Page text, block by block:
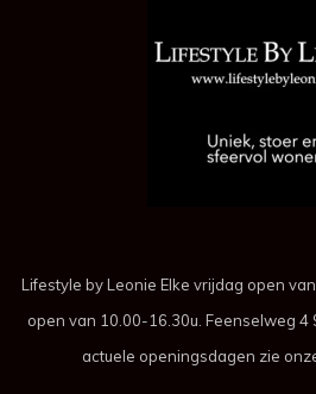
Lifestyle by Leonie Elke vrijdag open
open van 10.00-16.30u. Feenselweg 4
actuele openingsdagen zie